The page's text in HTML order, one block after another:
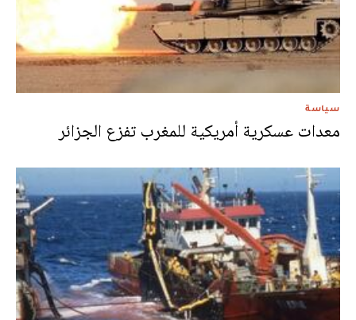
سياسة
معدات عسكرية أمريكية للمغرب تفزع الجزائر